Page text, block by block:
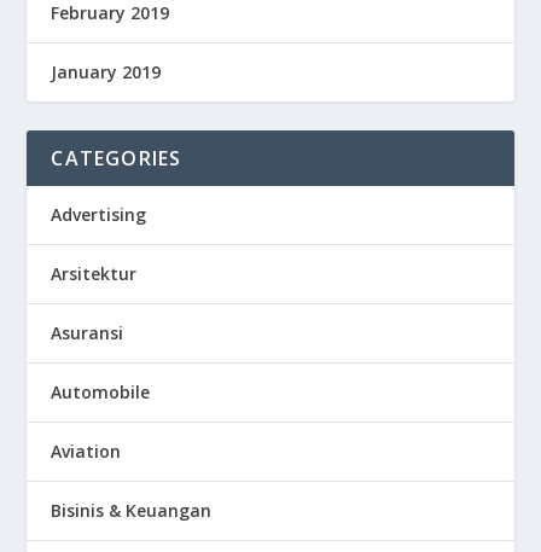
February 2019
January 2019
CATEGORIES
Advertising
Arsitektur
Asuransi
Automobile
Aviation
Bisinis & Keuangan